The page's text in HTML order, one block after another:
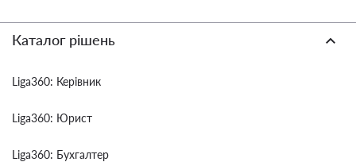
Каталог рішень
Liga360: Керівник
Liga360: Юрист
Liga360: Бухгалтер